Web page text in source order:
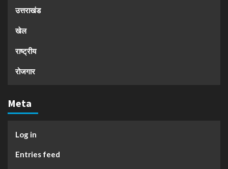
उत्तराखंड
खेल
राष्ट्रीय
रोजगार
Meta
Log in
Entries feed